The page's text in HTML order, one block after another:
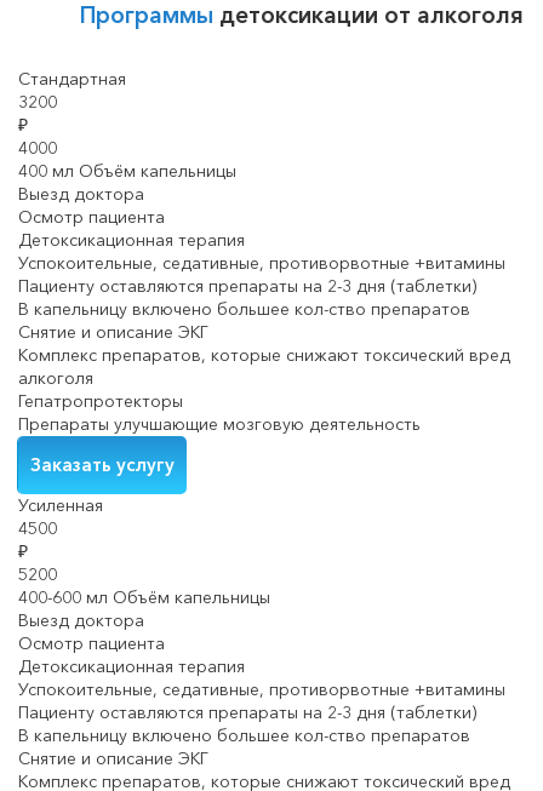
Программы детоксикации от алкоголя
Стандартная
3200
₽
4000
400 мл Объём капельницы
Выезд доктора
Осмотр пациента
Детоксикационная терапия
Успокоительные, седативные, противорвотные +витамины
Пациенту оставляются препараты на 2-3 дня (таблетки)
В капельницу включено большее кол-ство препаратов
Снятие и описание ЭКГ
Комплекс препаратов, которые снижают токсический вред
алкоголя
Гепатропротекторы
Препараты улучшающие мозговую деятельность
Заказать услугу
Усиленная
4500
₽
5200
400-600 мл Объём капельницы
Выезд доктора
Осмотр пациента
Детоксикационная терапия
Успокоительные, седативные, противорвотные +витамины
Пациенту оставляются препараты на 2-3 дня (таблетки)
В капельницу включено большее кол-ство препаратов
Снятие и описание ЭКГ
Комплекс препаратов, которые снижают токсический вред